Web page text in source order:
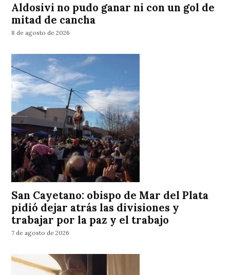
Aldosivi no pudo ganar ni con un gol de
mitad de cancha
8 de agosto de 2026
San Cayetano: obispo de Mar del Plata
pidió dejar atrás las divisiones y
trabajar por la paz y el trabajo
7 de agosto de 2026